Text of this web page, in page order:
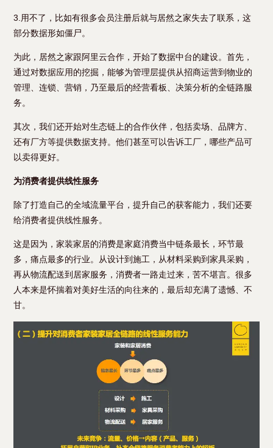
3.用不了，比如有很多会员注册后就与居然之家失去了联系，这
部分数据形如僵尸。
为此，居然之家跟阿里云合作，开始了数据中台的建设。首先，
通过对数据应用的挖掘，能够为管理层提供从招商运营到物业的
管理、连锁、营销，乃至最后的经营看板、决策分析的全链路服
务。
其次，我们还开始对生态链上的合作伙伴，包括卖场、品牌方、
还有厂方等提供数据支持。他们甚至可以告诉工厂，哪些产品可
以卖得更好。
为消费者提供线性服务
除了打造自己的全域流量平台，提升自己的获客能力，我们还要
给消费者提供线性服务。
这是因为，家装家居的消费是家庭消费当中链条最长，环节最
多，痛点最多的行业。从设计到施工，从材料采购到家具采购，
再从物流配送到居家服务，消费者一路走过来，苦不堪言。很多
人本来是怀揣着对美好生活的向往来的，最后却充满了遗憾、不
甘。